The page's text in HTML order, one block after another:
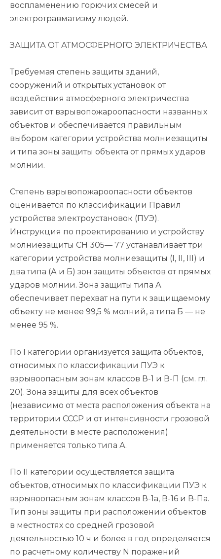
воспламенению горючих смесей и
электротравматизму людей.
ЗАЩИТА ОТ АТМОСФЕРНОГО ЭЛЕКТРИЧЕСТВА
Требуемая степень защиты зданий,
сооружений и открытых установок от
воздействия атмосферного электричества
зависит от взрывопожароопасности названных
объектов и обеспечивается правильным
выбором категории устройства молниезащиты
и типа зоны защиты объекта от прямых ударов
молнии.
Степень взрывопожароопасности объектов
оценивается по классификации Правил
устройства электроустановок (ПУЭ).
Инструкция по проектированию и устройству
молниезащиты СН 305— 77 устанавливает три
категории устройства молниезащиты (I, II, III) и
два типа (А и Б) зон защиты объектов от прямых
ударов молнии. Зона защиты типа А
обеспечивает перехват на пути к защищаемому
объекту не менее 99,5 % молний, а типа Б — не
менее 95 %.
По I категории организуется защита объектов,
относимых по классификации ПУЭ к
взрывоопасным зонам классов В-1 и В-П (см. гл.
20). Зона защиты для всех объектов
(независимо от места расположения объекта на
территории СССР и от интенсивности грозовой
деятельности в месте расположения)
применяется только типа А.
По II категории осуществляется защита
объектов, относимых по классификации ПУЭ к
взрывоопасным зонам классов В-1а, В-16 и В-Па.
Тип зоны защиты при расположении объектов
в местностях со средней грозовой
деятельностью 10 ч и более в год определяется
по расчетному количеству N поражений